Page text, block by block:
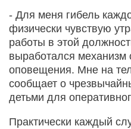
- Для меня гибель
физически чувствую
работы в этой
выработался механизм
оповещения. Мне на
сообщает о
детьми для
Практически каждый